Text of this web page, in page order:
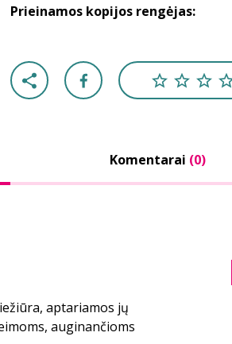
Prieinamos kopijos rengėjas:
Komentarai (0)
aptariamos jų
auginančioms